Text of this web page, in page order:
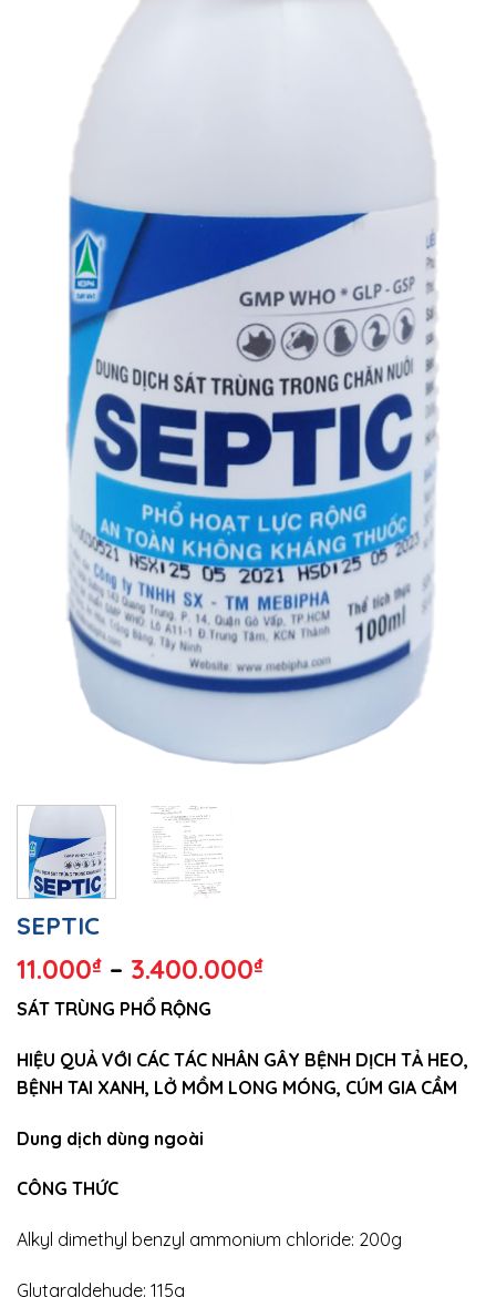
SEPTIC
11.000₫ – 3.400.000₫
SÁT TRÙNG PHỔ RỘNG
HIỆU QUẢ VỚI CÁC TÁC NHÂN GÂY BỆNH DỊCH TẢ HEO,
BỆNH TAI XANH, LỞ MỒM LONG MÓNG, CÚM GIA CẦM
Dung dịch dùng ngoài
CÔNG THỨC
Alkyl dimethyl benzyl ammonium chloride: 200g
Glutaraldehyde: 115g